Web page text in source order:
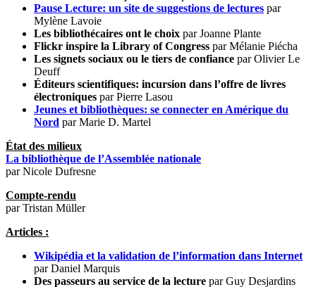
Pause Lecture: un site de suggestions de lectures par
Mylène Lavoie
Les bibliothécaires ont le choix par Joanne Plante
Flickr inspire la Library of Congress par Mélanie Piécha
Les signets sociaux ou le tiers de confiance par Olivier Le
Deuff
Éditeurs scientifiques: incursion dans l’offre de livres
électroniques par Pierre Lasou
Jeunes et bibliothèques: se connecter en Amérique du
Nord par Marie D. Martel
État des milieux
La bibliothèque de l’Assemblée nationale
par Nicole Dufresne
Compte-rendu
par Tristan Müller
Articles :
Wikipédia et la validation de l’information dans Internet
par Daniel Marquis
Des passeurs au service de la lecture par Guy Desjardins